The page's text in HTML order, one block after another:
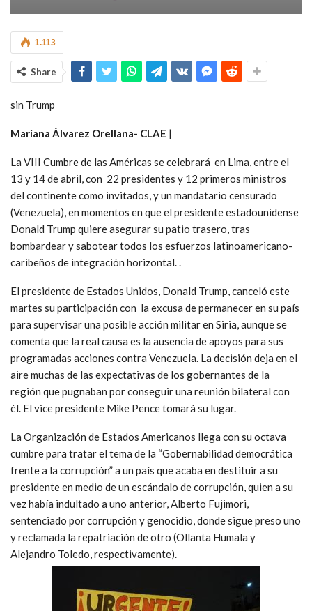
1.113
Share
sin Trump
Mariana Álvarez Orellana- CLAE |
La VIII Cumbre de las Américas se celebrará en Lima, entre el
13 y 14 de abril, con 22 presidentes y 12 primeros ministros
del continente como invitados, y un mandatario censurado
(Venezuela), en momentos en que el presidente estadounidense
Donald Trump quiere asegurar su patio trasero, tras
bombardear y sabotear todos los esfuerzos latinoamericano-
caribeños de integración horizontal. .
El presidente de Estados Unidos, Donald Trump, canceló este
martes su participación con la excusa de permanecer en su país
para supervisar una posible acción militar en Siria, aunque se
comenta que la real causa es la ausencia de apoyos para sus
programadas acciones contra Venezuela. La decisión deja en el
aire muchas de las expectativas de los gobernantes de la
región que pugnaban por conseguir una reunión bilateral con
él. El vice presidente Mike Pence tomará su lugar.
La Organización de Estados Americanos llega con su octava
cumbre para tratar el tema de la “Gobernabilidad democrática
frente a la corrupción” a un país que acaba en destituir a su
presidente en medio de un escándalo de corrupción, quien a su
vez había indultado a uno anterior, Alberto Fujimori,
sentenciado por corrupción y genocidio, donde sigue preso uno
y reclamada la repatriación de otro (Ollanta Humala y
Alejandro Toledo, respectivamente).